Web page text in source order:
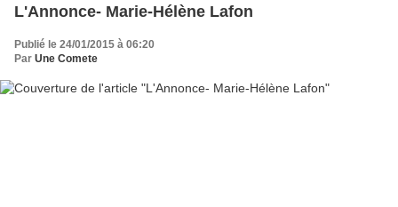
L'Annonce- Marie-Hélène Lafon
Publié le 24/01/2015 à 06:20
Par Une Comete